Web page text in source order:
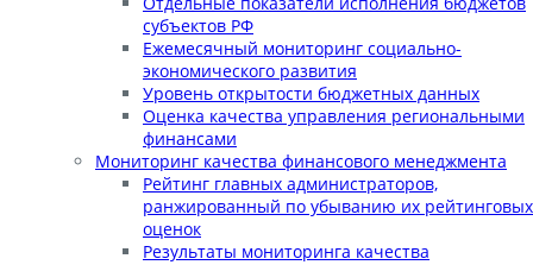
субъектов РФ
Ежемесячный мониторинг социально-
экономического развития
Уровень открытости бюджетных данных
Оценка качества управления региональными
финансами
Мониторинг качества финансового менеджмента
Рейтинг главных администраторов,
ранжированный по убыванию их рейтинговых
оценок
Результаты мониторинга качества